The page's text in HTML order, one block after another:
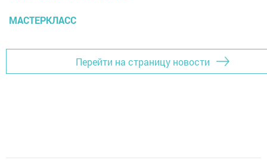
МАСТЕРКЛАСС
Перейти на страницу новости